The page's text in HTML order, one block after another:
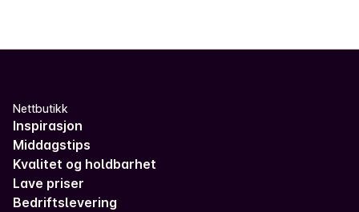
Nettbutikk
Inspirasjon
Middagstips
Kvalitet og holdbarhet
Lave priser
Bedriftslevering